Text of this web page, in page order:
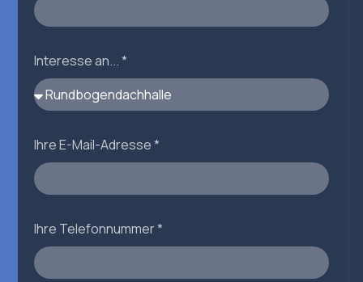
Interesse an... *
Ihre E-Mail-Adresse *
Ihre Telefonnummer *